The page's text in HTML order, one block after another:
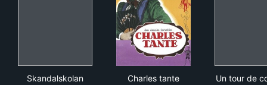
Skandalskolan Charles tante Un tour de